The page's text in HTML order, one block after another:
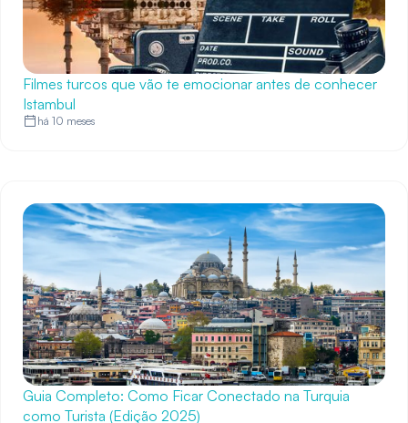
Filmes turcos que vão te emocionar antes de conhecer
Istambul
há 10 meses
Guia Completo: Como Ficar Conectado na Turquia
como Turista (Edição 2025)